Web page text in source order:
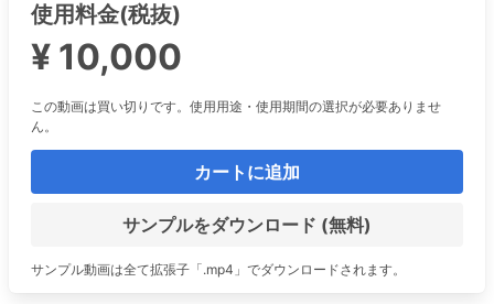
使用料金(税抜)
¥ 10,000
この動画は買い切りです。使用用途・使用期間の選択が必要ありませ
ん。
カートに追加
サンプルをダウンロード (無料)
サンプル動画は全て拡張子「.mp4」でダウンロードされます。